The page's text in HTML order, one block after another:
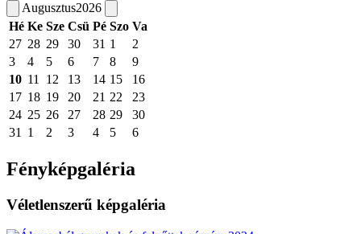
Augusztus2026
Hé Ke Sze Csü Pé Szo Va
27 28 29 30 31 1
2
3
4 5 6 7 8
9
10 11 12 13 14 15
16
17 18 19 20 21 22
23
24 25 26 27 28 29
30
31
1 2 3 4 5 6
Fényképgaléria
Véletlenszerű képgaléria